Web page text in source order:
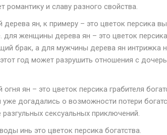
романтику и славу разного свойства.
ян, к примеру – это цветок персика
для женщины дерева ян – это цветок
брак, а для мужчины дерева ян интрижка
год может разрушить отношения с
ян – это цветок персика грабителя
догадались о возможности потери
разгульных сексуальных приключений.
инь это цветок персика богатства.